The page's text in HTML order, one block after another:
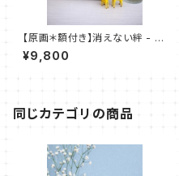
【原画＊額付き】消えない絆 - u
nbreakable bond -
¥9,800
同じカテゴリの商品